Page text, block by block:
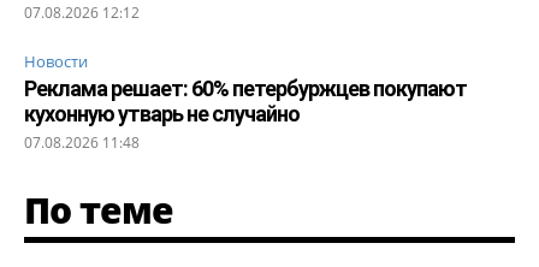
07.08.2026 12:12
Новости
Реклама решает: 60% петербуржцев покупают
кухонную утварь не случайно
07.08.2026 11:48
По теме